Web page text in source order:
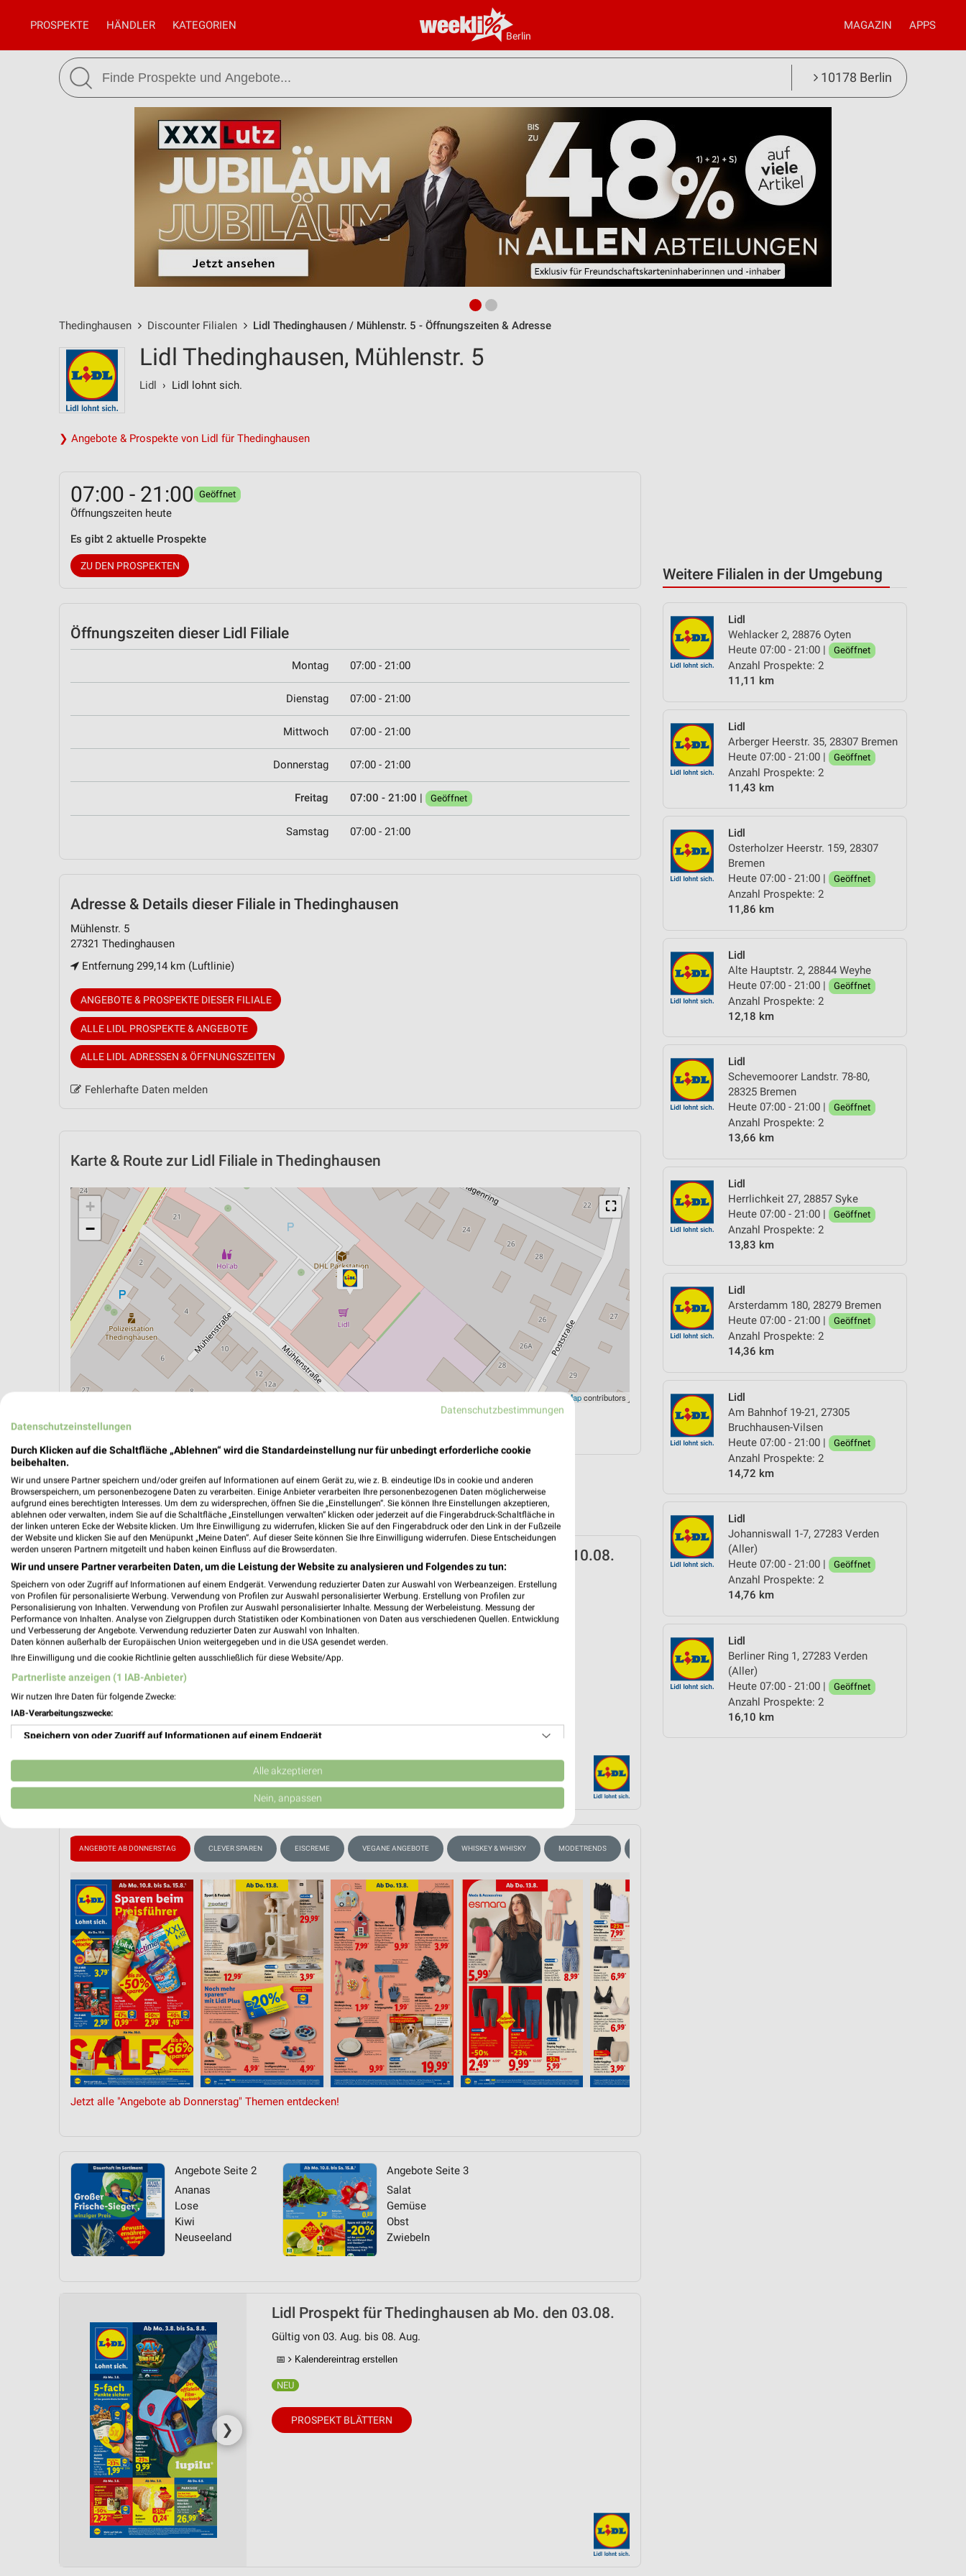
Berlin
PROSPEKTE HÄNDLER KATEGORIEN MAGAZIN APPS
10178 Berlin
Thedinghausen Discounter Filialen Lidl Thedinghausen / Mühlenstr. 5 - Öffnungszeiten & Adresse
Weitere Filialen in der Umgebung
Lidl
Wehlacker 2, 28876 Oyten
Heute 07:00 - 21:00 |
Geöffnet
Anzahl Prospekte: 2
11,11 km
Lidl
Arberger Heerstr. 35, 28307 Bremen
Heute 07:00 - 21:00 |
Geöffnet
Anzahl Prospekte: 2
11,43 km
Lidl
Osterholzer Heerstr. 159, 28307
Bremen
Heute 07:00 - 21:00 |
Geöffnet
Anzahl Prospekte: 2
11,86 km
Lidl
Alte Hauptstr. 2, 28844 Weyhe
Heute 07:00 - 21:00 |
Geöffnet
Anzahl Prospekte: 2
12,18 km
Lidl
Schevemoorer Landstr. 78-80,
28325 Bremen
Heute 07:00 - 21:00 |
Geöffnet
Anzahl Prospekte: 2
13,66 km
Lidl
Herrlichkeit 27, 28857 Syke
Heute 07:00 - 21:00 |
Geöffnet
Anzahl Prospekte: 2
13,83 km
Lidl
Arsterdamm 180, 28279 Bremen
Heute 07:00 - 21:00 |
Geöffnet
Anzahl Prospekte: 2
14,36 km
Lidl
Am Bahnhof 19-21, 27305
Bruchhausen-Vilsen
Heute 07:00 - 21:00 |
Geöffnet
Anzahl Prospekte: 2
14,72 km
Lidl
Johanniswall 1-7, 27283 Verden
(Aller)
Heute 07:00 - 21:00 |
Geöffnet
Anzahl Prospekte: 2
14,76 km
Lidl
Berliner Ring 1, 27283 Verden
(Aller)
Heute 07:00 - 21:00 |
Geöffnet
Anzahl Prospekte: 2
16,10 km
Lidl Thedinghausen, Mühlenstr. 5
Lidl › Lidl lohnt sich.
❯ Angebote & Prospekte von Lidl für Thedinghausen
07:00 - 21:00 Geöffnet
Öffnungszeiten heute
Es gibt 2 aktuelle Prospekte
ZU DEN PROSPEKTEN
Öffnungszeiten dieser Lidl Filiale
Montag 07:00 - 21:00
Dienstag 07:00 - 21:00
Mittwoch 07:00 - 21:00
Donnerstag 07:00 - 21:00
Freitag 07:00 - 21:00 | Geöffnet
Samstag 07:00 - 21:00
Adresse & Details dieser Filiale in Thedinghausen
Mühlenstr. 5
27321 Thedinghausen
Entfernung 299,14 km (Luftlinie)
ANGEBOTE & PROSPEKTE DIESER FILIALE
ALLE LIDL PROSPEKTE & ANGEBOTE
ALLE LIDL ADRESSEN & ÖFFNUNGSZEITEN
Fehlerhafte Daten melden
Karte & Route zur Lidl Filiale in Thedinghausen
⛶
+
−
OpenStreetMapcontributors
ÖPNV ANZEIGEN
Aktuelle Angebote in dieser Filiale
Anzahl Prospekte: 2
Letztes Prospektupdate: vor 4 Stunden
Lidl Prospekt für Thedinghausen ab Mo. den 10.08.
Gültig von 10. Aug. bis 15. Aug.
📅 Kalendereintrag erstellen
PROSPEKT BLÄTTERN
ANGEBOTE AB DONNERSTAG CLEVER SPAREN EISCREME VEGANE ANGEBOTE WHISKEY & WHISKY MODETRENDS
Jetzt alle "Angebote ab Donnerstag" Themen entdecken!
Angebote Seite 2
Ananas
Lose
Kiwi
Neuseeland
Angebote Seite 3
Salat
Gemüse
Obst
Zwiebeln
❯
Lidl Prospekt für Thedinghausen ab Mo. den 03.08.
Gültig von 03. Aug. bis 08. Aug.
📅 Kalendereintrag erstellen
PROSPEKT BLÄTTERN
Datenschutzbestimmungen
Datenschutzeinstellungen
Durch Klicken auf die Schaltfläche „Ablehnen“ wird die Standardeinstellung nur für unbedingt erforderliche cookie
beibehalten.
Wir und unsere Partner speichern und/oder greifen auf Informationen auf einem Gerät zu, wie z. B. eindeutige IDs in cookie und anderen
Browserspeichern, um personenbezogene Daten zu verarbeiten. Einige Anbieter verarbeiten Ihre personenbezogenen Daten möglicherweise
aufgrund eines berechtigten Interesses. Um dem zu widersprechen, öffnen Sie die „Einstellungen“. Sie können Ihre Einstellungen akzeptieren,
ablehnen oder verwalten, indem Sie auf die Schaltfläche „Einstellungen verwalten“ klicken oder jederzeit auf die Fingerabdruck-Schaltfläche in
der linken unteren Ecke der Website klicken. Um Ihre Einwilligung zu widerrufen, klicken Sie auf den Fingerabdruck oder den Link in der Fußzeile
der Website und klicken Sie auf den Menüpunkt „Meine Daten“. Auf dieser Seite können Sie Ihre Einwilligung widerrufen. Diese Entscheidungen
werden unseren Partnern mitgeteilt und haben keinen Einfluss auf die Browserdaten.
Wir und unsere Partner verarbeiten Daten, um die Leistung der Website zu analysieren und Folgendes zu tun:
Speichern von oder Zugriff auf Informationen auf einem Endgerät. Verwendung reduzierter Daten zur Auswahl von Werbeanzeigen. Erstellung
von Profilen für personalisierte Werbung. Verwendung von Profilen zur Auswahl personalisierter Werbung. Erstellung von Profilen zur
Personalisierung von Inhalten. Verwendung von Profilen zur Auswahl personalisierter Inhalte. Messung der Werbeleistung. Messung der
Performance von Inhalten. Analyse von Zielgruppen durch Statistiken oder Kombinationen von Daten aus verschiedenen Quellen. Entwicklung
und Verbesserung der Angebote. Verwendung reduzierter Daten zur Auswahl von Inhalten.
Daten können außerhalb der Europäischen Union weitergegeben und in die USA gesendet werden.
Ihre Einwilligung und die cookie Richtlinie gelten ausschließlich für diese Website/App.
Partnerliste anzeigen (1 IAB-Anbieter)
Wir nutzen Ihre Daten für folgende Zwecke:
IAB-Verarbeitungszwecke:
Speichern von oder Zugriff auf Informationen auf einem Endgerät
Verwendung reduzierter Daten zur Auswahl von Werbeanzeigen
Erstellung von Profilen für personalisierte Werbung
Erstellung von Profilen zur Personalisierung von Inhalten
Verwendung von Profilen zur Auswahl personalisierter Inhalte
Messung der Werbeleistung
Messung der Performance von Inhalten
Analyse von Zielgruppen durch Statistiken oder Kombinationen von Daten aus verschiedenen
Entwicklung und Verbesserung der Angebote
Verwendung reduzierter Daten zur Auswahl von Inhalten
IAB-Besonderheiten:
Verwendung genauer Standortdaten
Notwendig
Performance
Funktional
Alle akzeptieren
Nein, anpassen